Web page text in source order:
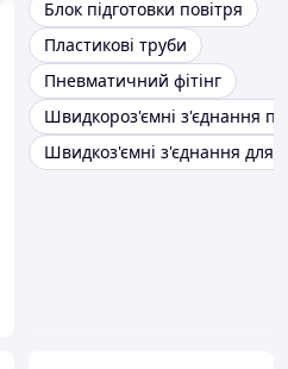
Блок підготовки повітря
Пластикові труби
Пневматичний фітінг
Швидкороз'ємні з'єднання
Швидкоз'ємні з'єднання для